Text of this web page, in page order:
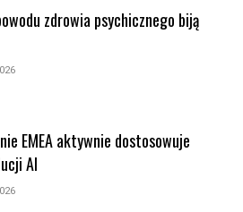
zdrowia psychicznego biją
EMEA aktywnie dostosowuje
AI